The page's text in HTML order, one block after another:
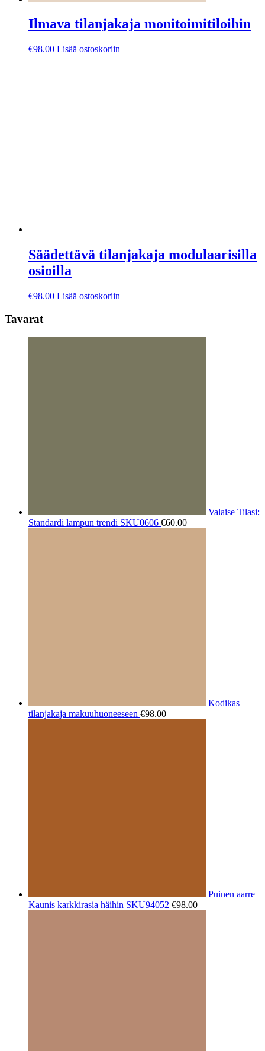
Ilmava tilanjakaja monitoimitiloihin
€98.00 Lisää ostoskoriin
Säädettävä tilanjakaja modulaarisilla
osioilla
€98.00 Lisää ostoskoriin
Tavarat
Valaise Tilasi:
Standardi lampun trendi SKU0606 €60.00
Kodikas
tilanjakaja makuuhuoneeseen €98.00
Puinen aarre
Kaunis karkkirasia häihin SKU94052 €98.00